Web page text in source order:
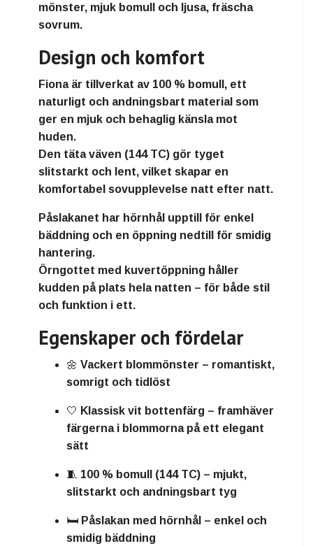
mönster, mjuk bomull och ljusa, fräscha
sovrum.
Design och komfort
Fionaär tillverkat av 100 % bomull , ett
naturligt och andningsbart material som
ger en mjuk och behaglig känsla mot
huden.
Den täta väven (144 TC) gör tyget
slitstarkt och lent, vilket skapar en
komfortabel sovupplevelse natt efter natt.
Påslakanet har hörnhål upptill
för enkel
bäddning och en öppning nedtill
för smidig
hantering.
Örngottet med kuvertöppning håller
kudden på plats hela natten – för både stil
och funktion i ett.
Egenskaper och fördelar
🌼 Vackert blommönster – romantiskt,
somrigt och tidlöst
🤍 Klassisk vit bottenfärg – framhäver
färgerna i blommorna på ett elegant
sätt
🧵 100 % bomull (144 TC) – mjukt,
slitstarkt och andningsbart tyg
🛏️ Påslakan med hörnhål – enkel och
smidig bäddning